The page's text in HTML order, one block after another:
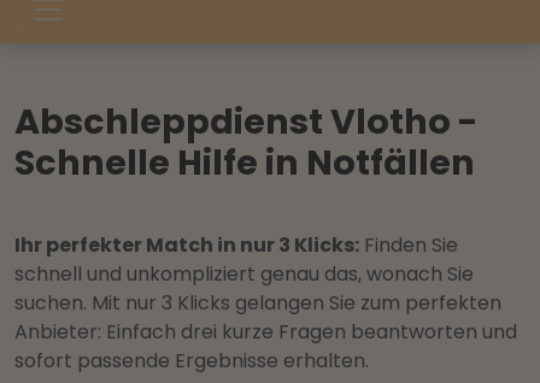
Abschleppdienst Vlotho -
Schnelle Hilfe in Notfällen
Ihr perfekter Match in nur 3 Klicks: Finden Sie
schnell und unkompliziert genau das, wonach Sie
suchen. Mit nur 3 Klicks gelangen Sie zum perfekten
Anbieter: Einfach drei kurze Fragen beantworten und
sofort passende Ergebnisse erhalten.